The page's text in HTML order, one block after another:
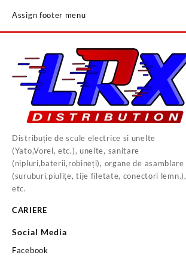
Assign footer menu
Distribuție de scule electrice si unelte
(Yato,Vorel, etc.), unelte, sanitare
(nipluri,baterii,robineți), organe de asamblare
(suruburi,piulițe, tije filetate, conectori lemn.),
etc.
CARIERE
Social Media
Facebook